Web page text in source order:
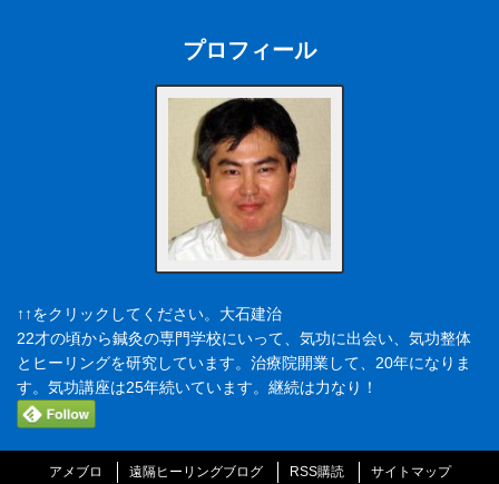
プロフィール
↑↑をクリックしてください。大石建治
22才の頃から鍼灸の専門学校にいって、気功に出会い、気功整体
とヒーリングを研究しています。治療院開業して、20年になりま
す。気功講座は25年続いています。継続は力なり！
アメブロ 遠隔ヒーリングブログ RSS購読 サイトマップ